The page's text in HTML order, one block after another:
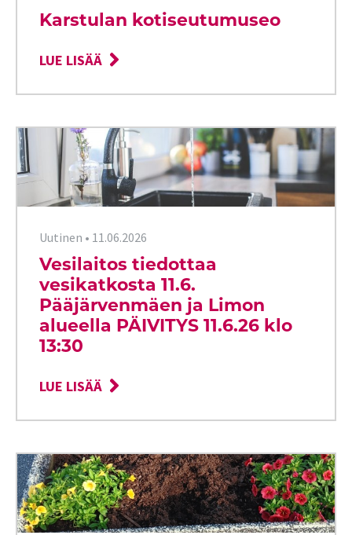
Karstulan kotiseutumuseo
LUE LISÄÄ
Uutinen • 11.06.2026
Vesilaitos tiedottaa
vesikatkosta 11.6.
Pääjärvenmäen ja Limon
alueella PÄIVITYS 11.6.26 klo
13:30
LUE LISÄÄ